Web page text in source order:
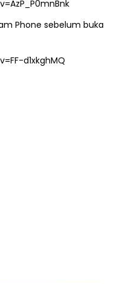
Phone sebelum buka
d1xkghMQ